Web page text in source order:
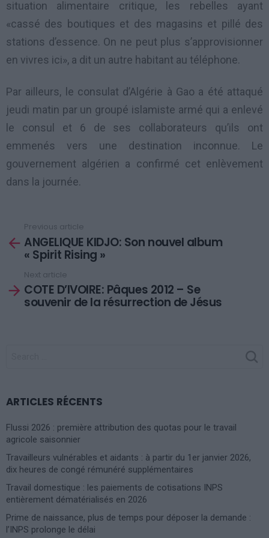
situation alimentaire critique, les rebelles ayant
«cassé des boutiques et des magasins et pillé des
stations d’essence. On ne peut plus s’approvisionner
en vivres ici», a dit un autre habitant au téléphone.
Par ailleurs, le consulat d’Algérie à Gao a été attaqué
jeudi matin par un groupé islamiste armé qui a enlevé
le consul et 6 de ses collaborateurs qu’ils ont
emmenés vers une destination inconnue. Le
gouvernement algérien a confirmé cet enlèvement
dans la journée.
more
Previous article
ANGELIQUE KIDJO: Son nouvel album
« Spirit Rising »
Next article
COTE D’IVOIRE: Pâques 2012 – Se
souvenir de la résurrection de Jésus
ARTICLES RÉCENTS
Flussi 2026 : première attribution des quotas pour le travail
agricole saisonnier
Travailleurs vulnérables et aidants : à partir du 1er janvier 2026,
dix heures de congé rémunéré supplémentaires
Travail domestique : les paiements de cotisations INPS
entièrement dématérialisés en 2026
Prime de naissance, plus de temps pour déposer la demande :
l’INPS prolonge le délai